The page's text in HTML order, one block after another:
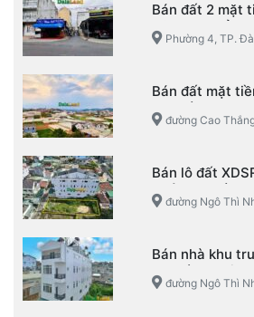
Bán đất 2 mặt
KQH Mạc Đỉnh
TP. Đà Lạt
Phường 4, TP.
Bán đất mặt
– Phường 7 –
đường Cao
Bán lô đất
Nhậm, Phường
đường Ngô Thì
Bán nhà khu
TP. Đà Lạt view
đường Ngô Thì